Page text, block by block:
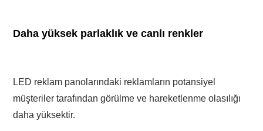
Daha yüksek parlaklık ve canlı renkler
LED reklam panolarındaki reklamların potansiyel
müşteriler tarafından görülme ve hareketlenme olasılığı
daha yüksektir.